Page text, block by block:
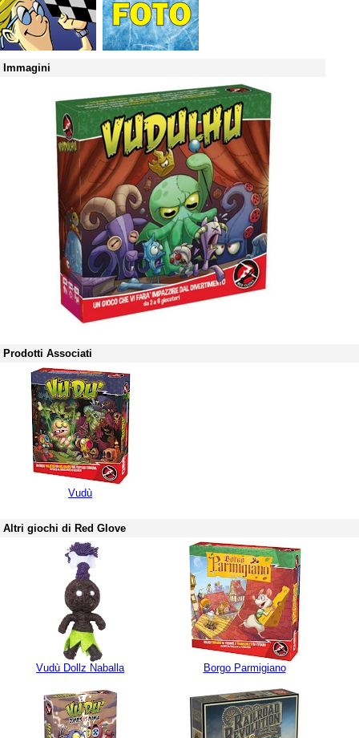
Immagini
Prodotti Associati
Vudù
Altri giochi di Red Glove
Vudù Dollz Naballa Borgo Parmigiano